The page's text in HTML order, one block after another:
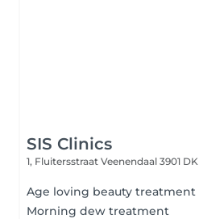
SIS Clinics
1, Fluitersstraat Veenendaal 3901 DK
Age loving beauty treatment
Morning dew treatment